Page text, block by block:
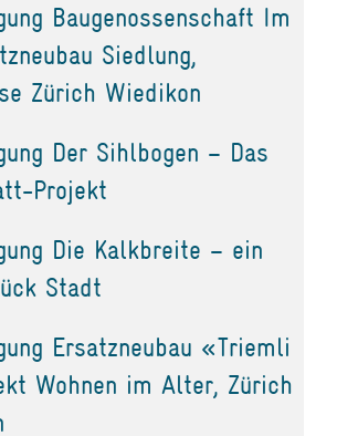
Baugenossenschaft Im
Siedlung,
Zürich Wiedikon
Der Sihlbogen – Das
Projekt
Die Kalkbreite – ein
Stadt
Ersatzneubau «Triemli
Wohnen im Alter, Zürich